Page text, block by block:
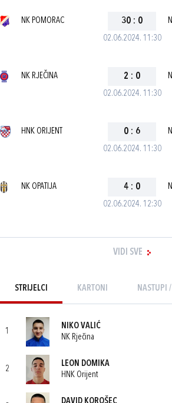
02.06.2024. 11:30
NK POMORAC 30 : 0
02.06.2024. 11:30
NK RJEČINA 2 : 0
02.06.2024. 11:30
HNK ORIJENT 0 : 6
02.06.2024. 12:30
NK OPATIJA 4 : 0
VIDI SVE
STRIJELCI KARTONI NASTUPI
1
NIKO VALIĆ
NK Rječina
2
LEON DOMIKA
HNK Orijent
DAVID KOROŠEC